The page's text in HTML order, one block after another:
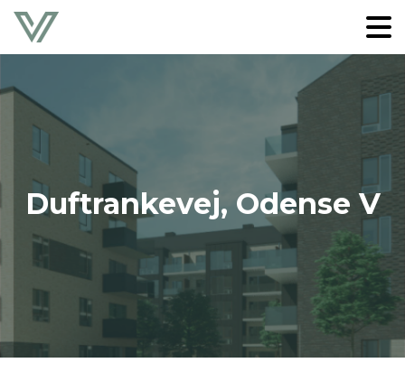
Duftrankevej, Odense V